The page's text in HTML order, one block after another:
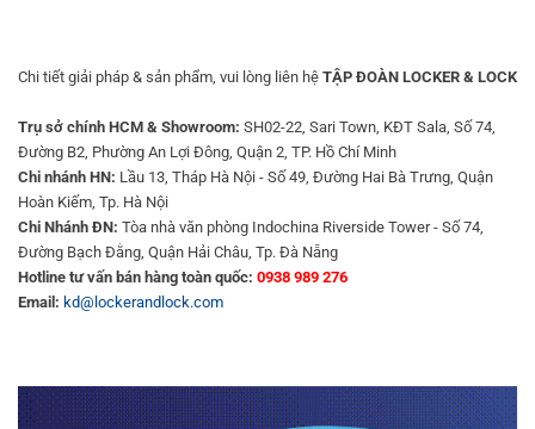
Chi tiết giải pháp & sản phẩm, vui lòng liên hệ TẬP ĐOÀN LOCKER & LOCK
Trụ sở chính HCM & Showroom: SH02-22, Sari Town, KĐT Sala, Số 74,
Đường B2, Phường An Lợi Đông, Quận 2, TP. Hồ Chí Minh
Chi nhánh HN: Lầu 13, Tháp Hà Nội - Số 49, Đường Hai Bà Trưng, Quận
Hoàn Kiếm, Tp. Hà Nội
Chi Nhánh ĐN: Tòa nhà văn phòng Indochina Riverside Tower - Số 74,
Đường Bạch Đằng, Quận Hải Châu, Tp. Đà Nẵng
Hotline tư vấn bán hàng toàn quốc: 0938 989 276
Email: kd@lockerandlock.com